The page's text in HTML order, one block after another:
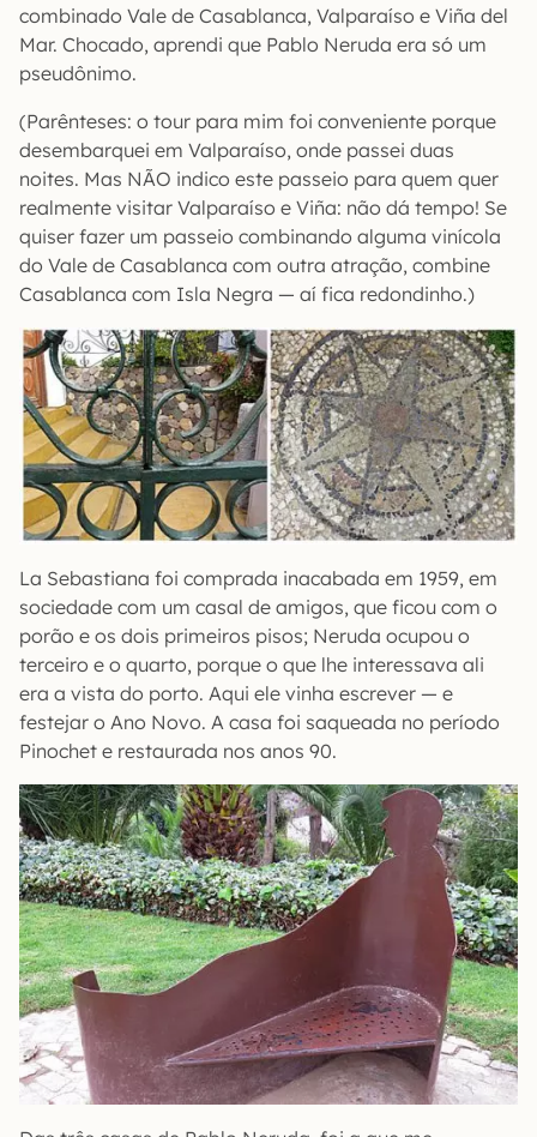
combinado Vale de Casablanca, Valparaíso e Viña del
Mar. Chocado, aprendi que Pablo Neruda era só um
pseudônimo.
(Parênteses: o tour para mim foi conveniente porque
desembarquei em Valparaíso, onde passei duas
noites. Mas NÃO indico este passeio para quem quer
realmente visitar Valparaíso e Viña: não dá tempo! Se
quiser fazer um passeio combinando alguma vinícola
do Vale de Casablanca com outra atração, combine
Casablanca com Isla Negra — aí fica redondinho.)
La Sebastiana foi comprada inacabada em 1959, em
sociedade com um casal de amigos, que ficou com o
porão e os dois primeiros pisos; Neruda ocupou o
terceiro e o quarto, porque o que lhe interessava ali
era a vista do porto. Aqui ele vinha escrever — e
festejar o Ano Novo. A casa foi saqueada no período
Pinochet e restaurada nos anos 90.